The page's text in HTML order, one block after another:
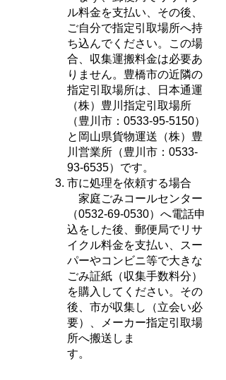
ル料金を支払い、その後、
ご自分で指定引取場所へ持
ち込んでください。この場
合、収集運搬料金は必要あ
りません。豊橋市の近隣の
指定引取場所は、日本通運
（株）豊川指定引取場所
（豊川市：0533-95-5150）
と岡山県貨物運送（株）豊
川営業所（豊川市：0533-
93-6535）です。
市に処理を依頼する場合
家庭ごみコールセンター
（0532-69-0530）へ電話申
込をした後、郵便局でリサ
イクル料金を支払い、スー
パーやコンビニ等で大きな
ごみ証紙（収集手数料分）
を購入してください。その
後、市が収集し（立会い必
要）、メーカー指定引取場
所へ搬送しま